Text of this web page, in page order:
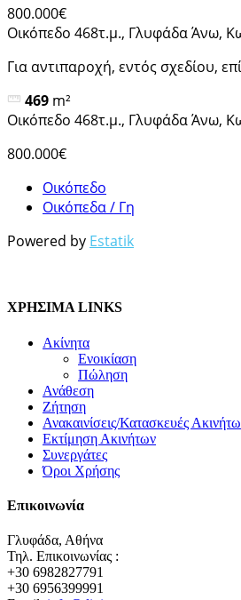
800.000€
Οικόπεδο 468τ.μ., Γλυφάδα Άνω,
Για αντιπαροχή, εντός σχεδίου,
469 m²
Οικόπεδο 468τ.μ., Γλυφάδα Άνω,
800.000€
Οικόπεδο
Οικόπεδα / Γη
Powered by Estatik
ΧΡΗΣΙΜΑ LINKS
Ακίνητα
Ενοικίαση
Πώληση
Ανάθεση
Ζήτηση
Ανακαινίσεις/Κατασκευές
Εκτίμηση Ακινήτων
Συνεργάτες
Όροι Χρήσης
Επικοινωνία
Γλυφάδα, Αθήνα
Τηλ. Επικοινωνίας :
+30 6982827791
+30 6956399991